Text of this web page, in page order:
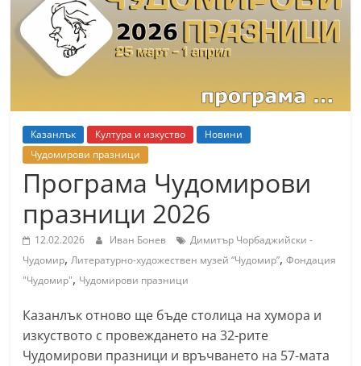
т
К
н
л
к
и
о
б
л
а
с
т
Казанлък Култура и изкуство
Новини
Чудомирови празници
Програма Чудомирови
празници 2026
12.02.2026 Иван Бонев
Димитър Чорбаджийски -
Чудомир,Литературно-художествен музей “Чудомир”,Фондация
"Чудомир", Чудомирови празници
Казанлък отново ще бъде столица на хумора и
изкуството с провеждането на 32-рите
Чудомирови празници и връчването на 57-мата